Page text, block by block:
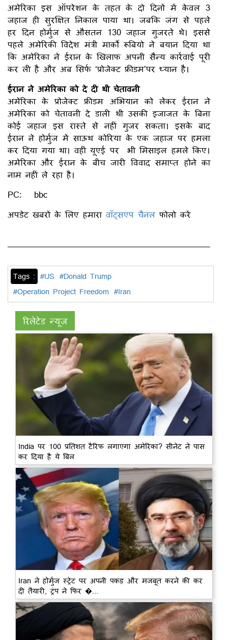
अमेरिका इस ऑपरेशन के तहत के दो दिनों में केवल 3
जहाज ही सुरक्षित निकाल पाया था। जबकि जंग से पहले
हर दिन होर्मुज से औसतन 130 जहाज गुजरते थे। इससे
पहले अमेरिकी विदेश मंत्री मार्को रूबियो ने बयान दिया था
कि अमेरिका ने ईरान के खिलाफ अपनी सैन्य कार्रवाई पूरी
कर ली है और अब सिर्फ ‘प्रोजेक्ट फ्रीडम’पर ध्यान है।
ईरान ने अमेरिका को दे दी थी चेतावनी
अमेरिका के प्रोजेक्ट फ्रीडम अभियान को लेकर ईरान ने
अमेरिका को चेतावनी दे डाली थी उसकी इजाजत के बिना
कोई जहाज इस रास्ते से नहीं गुजर सकता। इसके बाद
ईरान ने होर्मुज में साऊथ कोरिया के एक जहाज पर हमला
कर दिया गया था। वहीं यूएई पर भी मिसाइल हमले किए।
अमेरिका और ईरान के बीच जारी विवाद समाप्त होने का
नाम नहीं ले रहा है।
PC: bbc
अपडेट खबरों के लिए हमारा वॉट्सएप चैनल फोलो करें
Tags : #US #Donald Trump
#Operation Project Freedom #Iran
रिलेटेड न्यूज़
India पर 100 प्रतिशत टैरिफ लगाएगा अमेरिका? सीनेट ने पास
कर दिया है ये बिल
Iran ने होर्मुज स्ट्रेट पर अपनी पकड़ और मजबूत करने की कर
दी तैयारी, ट्रंप ने फिर �...